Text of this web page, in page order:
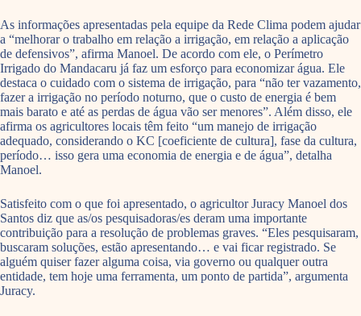
As informações apresentadas pela equipe da Rede Clima podem ajudar
a “melhorar o trabalho em relação a irrigação, em relação a aplicação
de defensivos”, afirma Manoel. De acordo com ele, o Perímetro
Irrigado do Mandacaru já faz um esforço para economizar água. Ele
destaca o cuidado com o sistema de irrigação, para “não ter vazamento,
fazer a irrigação no período noturno, que o custo de energia é bem
mais barato e até as perdas de água vão ser menores”. Além disso, ele
afirma os agricultores locais têm feito “um manejo de irrigação
adequado, considerando o KC [coeficiente de cultura], fase da cultura,
período… isso gera uma economia de energia e de água”, detalha
Manoel.
Satisfeito com o que foi apresentado, o agricultor Juracy Manoel dos
Santos diz que as/os pesquisadoras/es deram uma importante
contribuição para a resolução de problemas graves. “Eles pesquisaram,
buscaram soluções, estão apresentando… e vai ficar registrado. Se
alguém quiser fazer alguma coisa, via governo ou qualquer outra
entidade, tem hoje uma ferramenta, um ponto de partida”, argumenta
Juracy.